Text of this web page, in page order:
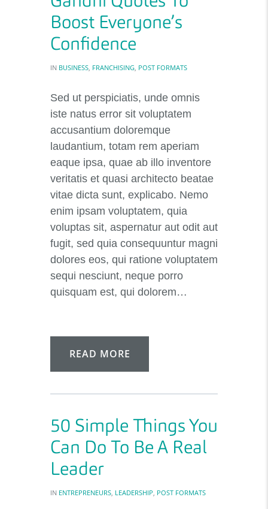
Boost Everyone’s
Confidence
IN BUSINESS, FRANCHISING, POST FORMATS
Sed ut perspiciatis, unde omnis
iste natus error sit voluptatem
accusantium doloremque
laudantium, totam rem aperiam
eaque ipsa, quae ab illo inventore
veritatis et quasi architecto beatae
vitae dicta sunt, explicabo. Nemo
enim ipsam voluptatem, quia
voluptas sit, aspernatur aut odit aut
fugit, sed quia consequuntur magni
dolores eos, qui ratione voluptatem
sequi nesciunt, neque porro
quisquam est, qui dolorem…
READ MORE
50 Simple Things You
Can Do To Be A Real
Leader
IN ENTREPRENEURS LEADERSHIP POST FORMATS